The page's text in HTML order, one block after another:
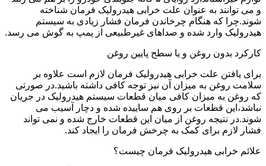
و می توانند به عنوان علت خرابی هیدرولیک فرمان شناخته
شوند.چرا که هنگام چرخاندن فرمان فشار زیادی به سیستم
هیدرولیک وارد شده و صداهای غیرطبیعی از پمپ به گوش می رسد.
کارکرد بدون روغن و یا سطح پایین روغن
برای یافتن علت خرابی هیدرولیک فرمان لازم است علاوه بر
سلامت روغن به میزان آن نیز توجه کافی داشته باشید.در صورتی
که روغن به میزان کافی میان قطعات سیستم هیدرولیک در جریان
نباشد،این قطعات بر روی هم ساییده شده و دچار آسیب می
شوند.در نتیجه روغن از میان این قطعات خارج شده و نمی تواند
فشار لازم برای کمک به چرخش فرمان را ایجاد کند.
علائم خرابی هیدرولیک فرمان چیست؟